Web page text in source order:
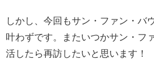
しかし、今回もサン・ファン・バ
叶わずです。またいつかサン・フ
活したら再訪したいと思います！